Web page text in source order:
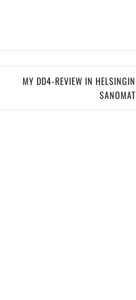
MY DD4-REVIEW IN HELSINGIN
SANOMAT